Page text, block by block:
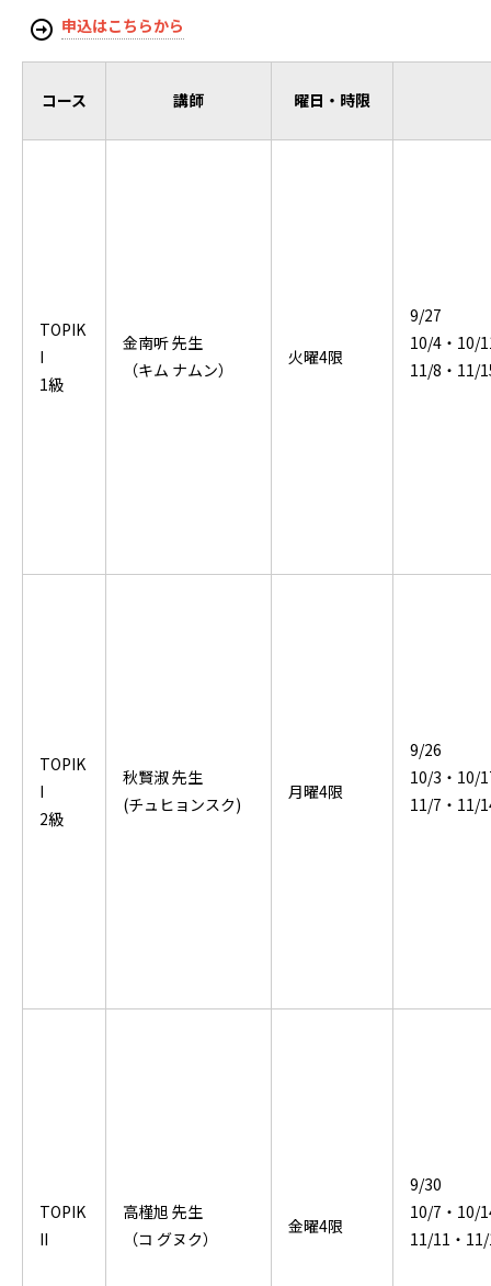
申込はこちらから
コース 講師 曜日・時限
TOPIK
I
1級
金南听 先生
（キム ナムン）
火曜4限
9/27
10/4・10/
11/8・11/
TOPIK
I
2級
秋賢淑 先生
(チュヒョンスク)
月曜4限
9/26
10/3・10/
11/7・11/
TOPIK
II
高槿旭 先生
（コ グヌク）
金曜4限
9/30
10/7・10/
11/11・